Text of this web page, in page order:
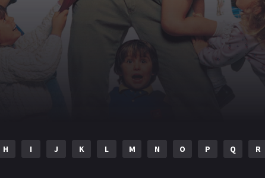
H I J K L M N O P Q R